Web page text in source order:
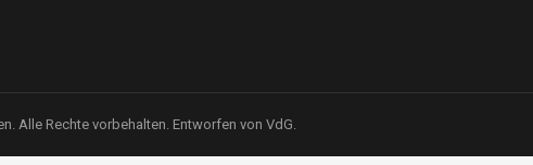
Alle Rechte vorbehalten. Entworfen von VdG.